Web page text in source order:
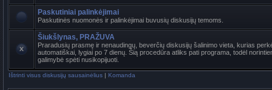
Paskutiniai palinkėjimai
Paskutinės nuomonės ir palinkėjimai buvusių diskusijų temoms.
Šiukšlynas, PRAŽUVA
Praradusių prasmę ir nenaudingų, beverčių diskusijų šalinimo vieta, kurias
automatiškai, lygiai po 7 dienų. Šią procedūra atliks pati programa, todėl
galimybė spėti nusikopijuoti.
Ištrinti visus diskusijų sausainėlius | Komanda